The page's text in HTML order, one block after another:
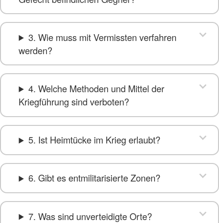
3. Wie muss mit Vermissten verfahren
werden?
4. Welche Methoden und Mittel der
Kriegführung sind verboten?
5. Ist Heimtücke im Krieg erlaubt?
6. Gibt es entmilitarisierte Zonen?
7. Was sind unverteidigte Orte?